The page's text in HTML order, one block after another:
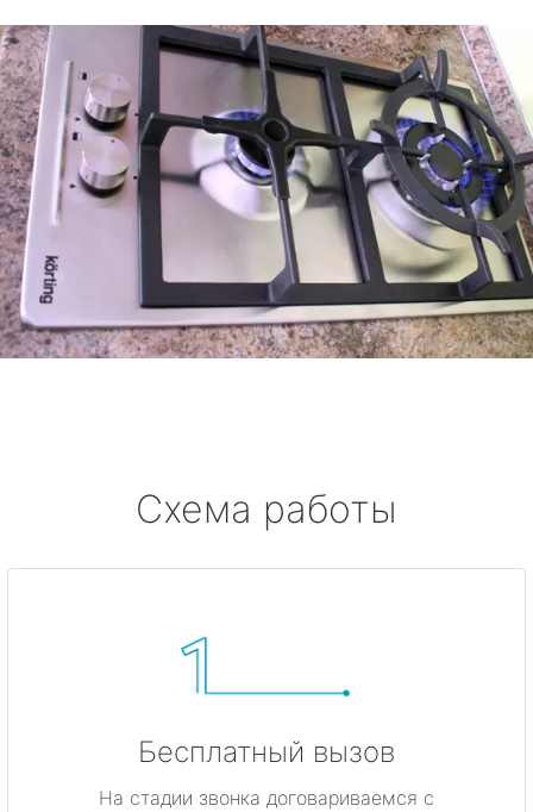
Схема работы
Бесплатный вызов
На стадии звонка договариваемся с